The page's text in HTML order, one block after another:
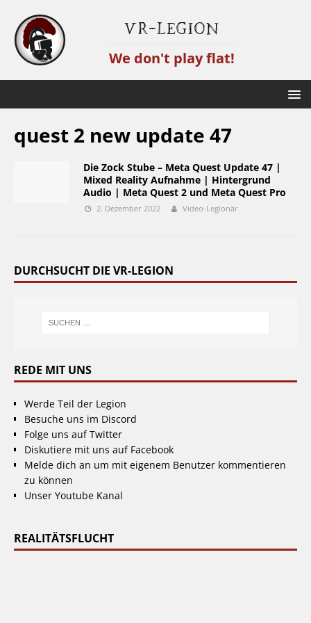
VR-Legion
We don't play flat!
quest 2 new update 47
Die Zock Stube – Meta Quest Update 47 |
Mixed Reality Aufnahme | Hintergrund
Audio | Meta Quest 2 und Meta Quest Pro
2. Dezember 2022 Video-Legionär
DURCHSUCHT DIE VR-LEGION
REDE MIT UNS
Werde Teil der Legion
Besuche uns im Discord
Folge uns auf Twitter
Diskutiere mit uns auf Facebook
Melde dich an um mit eigenem Benutzer kommentieren
zu können
Unser Youtube Kanal
REALITÄTSFLUCHT